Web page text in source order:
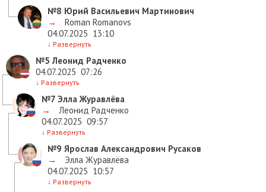
№8 Юрий Васильевич Мартинович
→
Roman Romanovs
04.07.2025 13:10
↓ Развернуть
№5 Леонид Радченко
04.07.2025 07:26
↓ Развернуть
№7 Элла Журавлёва
→
Леонид Радченко
04.07.2025 09:57
↓ Развернуть
№9 Ярослав Александрович Русаков
→
Элла Журавлёва
04.07.2025 10:57
↓ Развернуть